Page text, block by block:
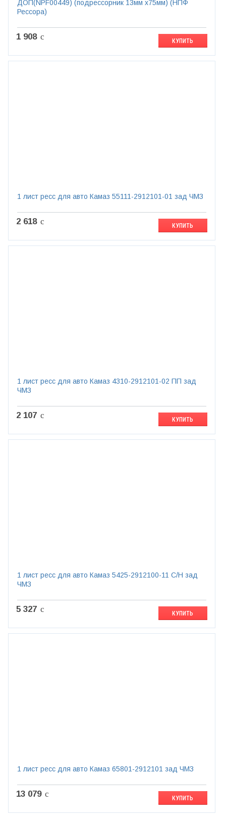
ДОП(NPF00449) (подрессорник 13мм х75мм) (НПФ
Рессора)
1 908 c КУПИТЬ
1 лист ресс для авто Камаз 55111-2912101-01 зад ЧМЗ
2 618 c КУПИТЬ
1 лист ресс для авто Камаз 4310-2912101-02 ПП зад
ЧМЗ
2 107 c КУПИТЬ
1 лист ресс для авто Камаз 5425-2912100-11 С/Н зад
ЧМЗ
5 327 c КУПИТЬ
1 лист ресс для авто Камаз 65801-2912101 зад ЧМЗ
13 079 c КУПИТЬ